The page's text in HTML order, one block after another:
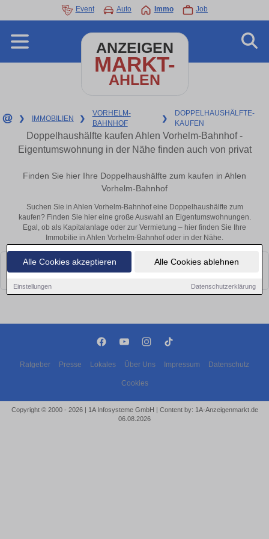
Alle Cookies akzeptieren Alle Cookies ablehnen
Einstellungen Datenschutzerklärung
Event Auto Immo Job
ANZEIGEN
MARKT-
AHLEN
❯ IMMOBILIEN ❯
VORHELM-
BAHNHOF
❯
DOPPELHAUSHÄLFTE-
KAUFEN
Doppelhaushälfte kaufen Ahlen Vorhelm-Bahnhof -
Eigentumswohnung in der Nähe finden auch von privat
Finden Sie hier Ihre Doppelhaushälfte zum kaufen in Ahlen
Vorhelm-Bahnhof
Suchen Sie in Ahlen Vorhelm-Bahnhof eine Doppelhaushälfte zum
kaufen? Finden Sie hier eine große Auswahl an Eigentumswohnungen.
Egal, ob als Kapitalanlage oder zur Vermietung – hier finden Sie Ihre
Immobilie in Ahlen Vorhelm-Bahnhof oder in der Nähe.
Leider konnten wir derzeit keine passenden Objekte finden. Schauen Sie
Ratgeber Presse Lokales Über Uns Impressum Datenschutz
Cookies
Copyright © 2000 - 2026 | 1A Infosysteme GmbH | Content by: 1A-Anzeigenmarkt.de
06.08.2026